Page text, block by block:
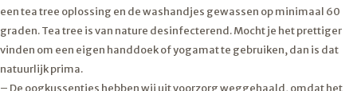
een tea tree oplossing en de washandjes gewassen op minimaal 60
graden. Tea tree is van nature desinfecterend. Mocht je het prettiger
vinden om een eigen handdoek of yogamat te gebruiken, dan is dat
natuurlijk prima.
– De oogkussentjes hebben wij uit voorzorg weggehaald, omdat het